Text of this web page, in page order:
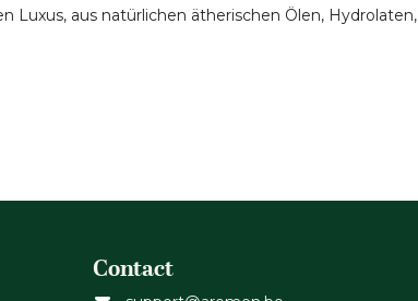
Luxus, aus natürlichen ätherischen Ölen, Hydrolaten,
Contact